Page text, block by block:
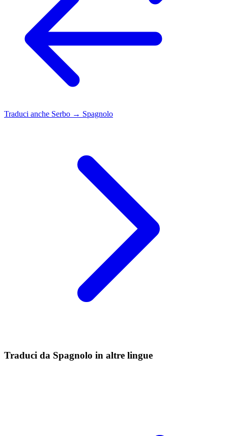
Traduci anche Serbo → Spagnolo
Traduci da Spagnolo in altre lingue